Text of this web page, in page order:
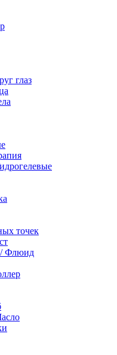
глаз
точек
Флюид